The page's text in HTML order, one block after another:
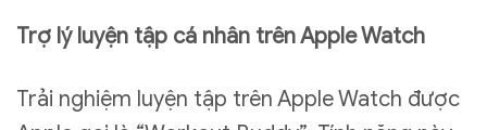
Trợ lý luyện tập cá nhân trên Apple Watch
Trải nghiệm luyện tập trên Apple Watch được